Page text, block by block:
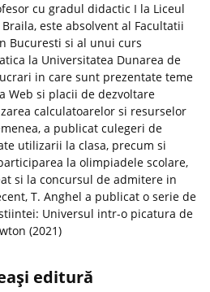
cu gradul didactic I la Liceul
este absolvent al Facultatii
Bucuresti si al unui curs
la Universitatea Dunarea de
in care sunt prezentate teme
Web si placii de dezvoltare
calculatoarelor si resurselor
a publicat culegeri de
utilizarii la clasa, precum si
la olimpiadele scolare,
si la concursul de admitere in
T. Anghel a publicat o serie de
Universul intr-o picatura de
(2021)
editură